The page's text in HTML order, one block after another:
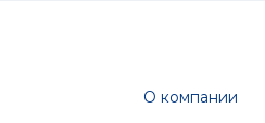
О компании